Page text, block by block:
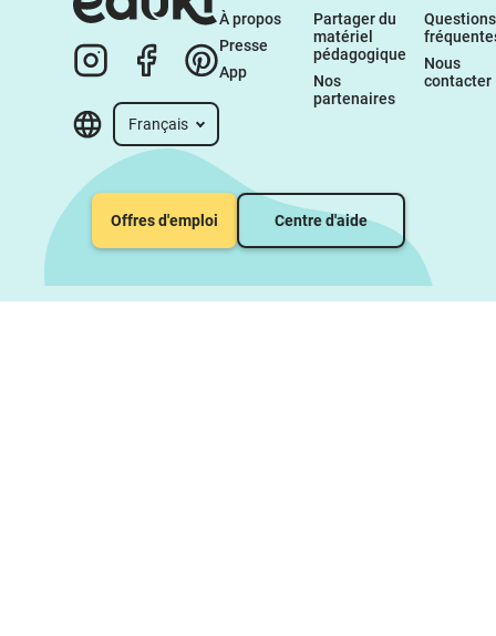
Français
À propos
Presse
App
Partager du
matériel
pédagogique
Nos
partenaires
Questions
Nous
contacter
Offres d'emploi Centre d'aide